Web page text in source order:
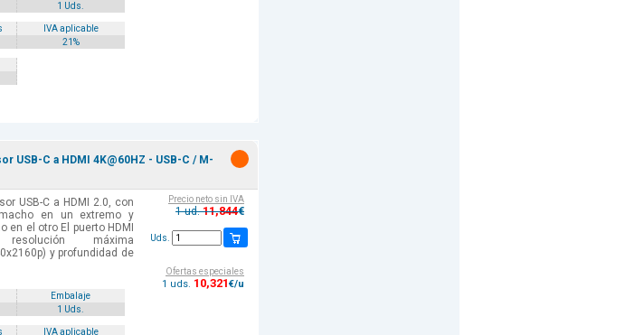
1 Uds.
IVA aplicable
21%
USB-C a HDMI 4K@60HZ - USB-C / M-
USB-C a HDMI 2.0, con
en un extremo y
en el otro El puerto HDMI
máxima
y profundidad de
Embalaje
1 Uds.
IVA aplicable
Precio neto sin IVA
1 ud.11,844€
Uds.
Ofertas especiales
1 uds. 10,321€/u